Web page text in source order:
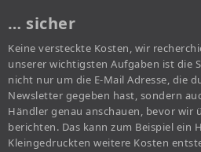
… sicher
Keine versteckte Kosten, wir
unserer wichtigsten Aufgaben ist die
nicht nur um die E-Mail Adresse, die
Newsletter gegeben hast, sondern
Händler genau anschauen, bevor wir
berichten. Das kann zum Beispiel ein
Kleingedruckten weitere Kosten